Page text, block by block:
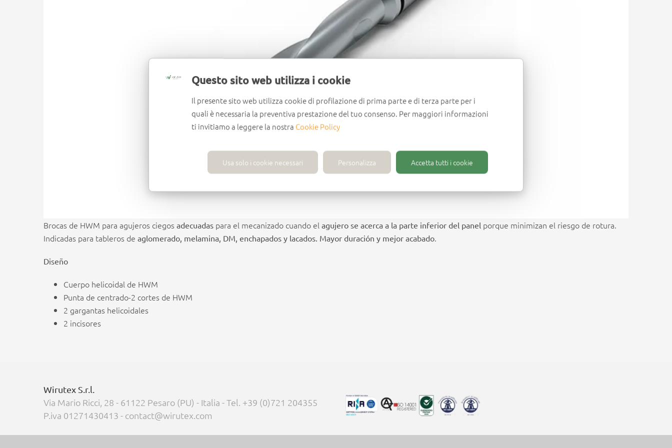
Questo sito web utilizza i cookie
Il presente sito web utilizza cookie di profilazione di prima parte e di terza parte per i
quali è necessaria la preventiva prestazione del tuo consenso. Per maggiori informazioni
ti invitiamo a leggere la nostra Cookie Policy
Usa solo i cookie necessari Personalizza Accetta tutti i cookie
Brocas de HWM para agujeros ciegos adecuadas para el mecanizado cuando el agujero se acerca a la parte inferior del panel porque minimizan el riesgo de rotura.
Indicadas para tableros de aglomerado, melamina, DM, enchapados y lacados. Mayor duración y mejor acabado.
Diseño
Cuerpo helicoidal de HWM
Punta de centrado-2 cortes de HWM
2 gargantas helicoidales
2 incisores
Wirutex S.r.l.
Via Mario Ricci, 28 - 61122 Pesaro (PU) - Italia - Tel. +39 (0)721 204355
P.iva 01271430413 - contact@wirutex.com